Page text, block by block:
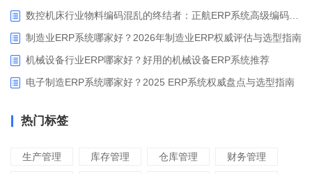
制造业ERP系统哪家好？2026年制造业ERP权威评估与选型指南
机械设备行业ERP哪家好？好用的机械设备ERP系统推荐
电子制造ERP系统哪家好？2025 ERP系统权威盘点与选型指南
热门标签
生产管理 库存管理 仓库管理 财务管理